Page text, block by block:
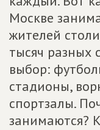
Москве
жителей
тысяч разных
выбор:
стадионы,
спортзалы.
занимаются?